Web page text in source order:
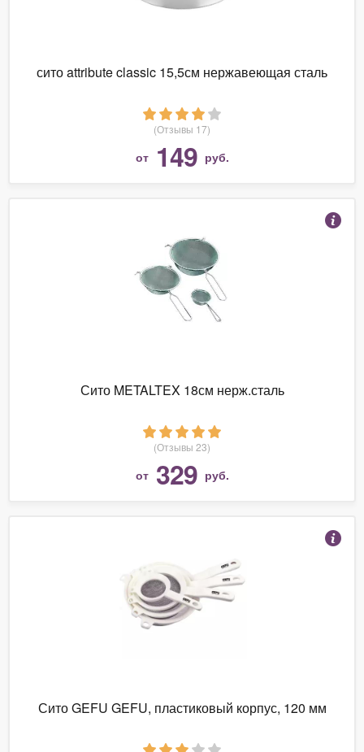
сито attribute classic 15,5см нержавеющая сталь
(Отзывы 17)
от 149 руб.
Сито METALTEX 18см нерж.сталь
(Отзывы 23)
от 329 руб.
Сито GEFU GEFU, пластиковый корпус, 120 мм